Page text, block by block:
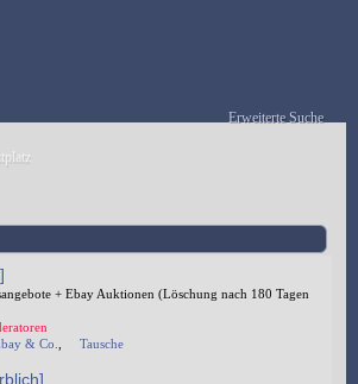
Erweiterte Suche
+ Ebay Auktionen (Löschung nach 180 Tagen
& Co. Tausche